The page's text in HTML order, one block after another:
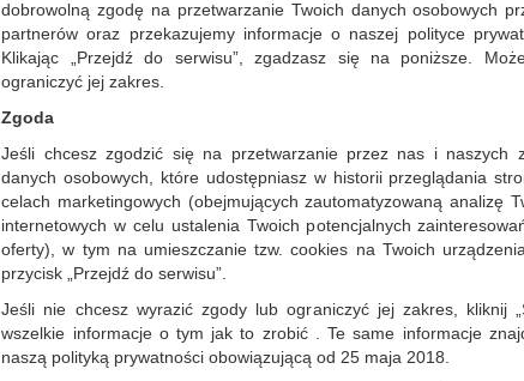
Dostępność:
IT®
żółte karteczki,
karteczek:
Dostępność:
dobrowolną zgodę na przetwarzanie Twoich danych osobowych
partnerów oraz przekazujemy informacje o naszej polityce
Klikając „Przejdź do serwisu”, zgadzasz się na poniższe.
ograniczyć jej zakres.
Zgoda
Jeśli chcesz zgodzić się na przetwarzanie przez nas i naszych
danych osobowych, które udostępniasz w historii przeglądania
celach marketingowych (obejmujących zautomatyzowaną analizę
internetowych w celu ustalenia Twoich potencjalnych
oferty), w tym na umieszczanie tzw. cookies na Twoich
przycisk „Przejdź do serwisu”.
Jeśli nie chcesz wyrazić zgody lub ograniczyć jej zakres, kliknij
wszelkie informacje o tym jak to zrobić . Te same informacje
naszą polityką prywatności obowiązującą od 25 maja 2018.